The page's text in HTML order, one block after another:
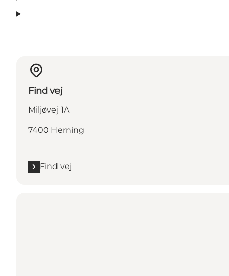
Find vej
Miljøvej 1A
7400 Herning
Find vej